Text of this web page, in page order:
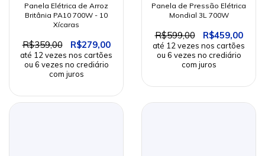
Panela Elétrica de Arroz
Britânia PA10 700W - 10
Xícaras
R$359,00 R$279,00
Panela de Pressão Elétrica
Mondial 3L 700W
R$599,00 R$459,00